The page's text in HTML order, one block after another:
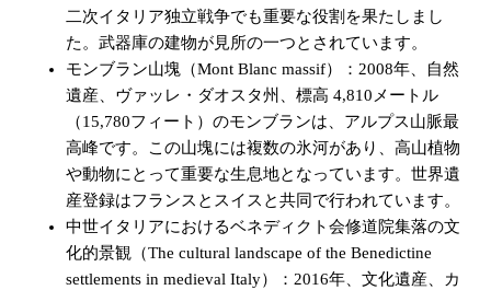
二次イタリア独立戦争でも重要な役割を果たしまし
た。武器庫の建物が見所の一つとされています。
モンブラン山塊（Mont Blanc massif）：2008年、自然
遺産、ヴァッレ・ダオスタ州、標高 4,810メートル
（15,780フィート）のモンブランは、アルプス山脈最
高峰です。この山塊には複数の氷河があり、高山植物
や動物にとって重要な生息地となっています。世界遺
産登録はフランスとスイスと共同で行われています。
中世イタリアにおけるベネディクト会修道院集落の文
化的景観（The cultural landscape of the Benedictine
settlements in medieval Italy）：2016年、文化遺産、カ